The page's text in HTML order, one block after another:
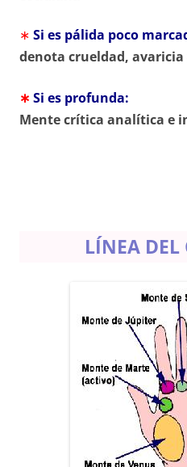
∗ Si es pálida poco
denota crueldad, avaricia
∗ Si es profunda:
Mente crítica analítica e
LÍNEA DEL